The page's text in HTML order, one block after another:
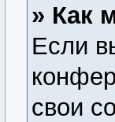
» Как
Если
свои